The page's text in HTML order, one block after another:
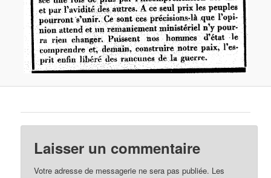
Laisser un commentaire
Votre adresse de messagerie ne sera pas publiée. Les